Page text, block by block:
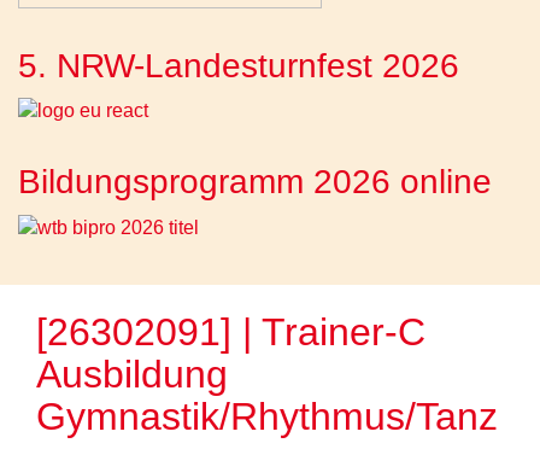
5. NRW-Landesturnfest 2026
Bildungsprogramm 2026 online
[26302091] | Trainer-C
Ausbildung
Gymnastik/Rhythmus/Tanz